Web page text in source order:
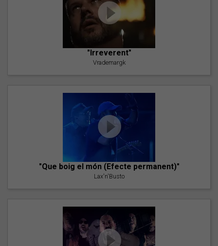
"Irreverent"
Vrademargk
"Que boig el món (Efecte permanent)"
Lax'n'Busto